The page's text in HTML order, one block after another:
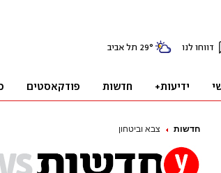
חדשות צבא וביטחון